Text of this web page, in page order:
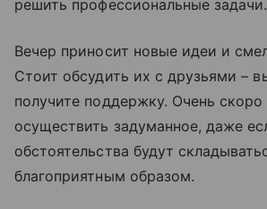
решить профессиональные задачи.
Вечер приносит новые идеи и
Стоит обсудить их с друзьями –
получите поддержку. Очень
осуществить задуманное, даже
обстоятельства будут
благоприятным образом.